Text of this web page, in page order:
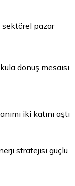
sektörel pazar
dönüş mesaisi
iki katını aştı
stratejisi güçlü